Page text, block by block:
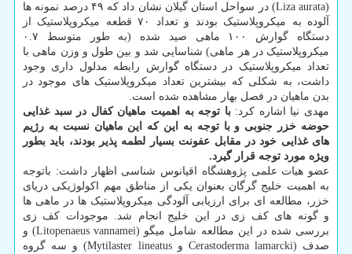
(Liza aurata) در سواحل استان گیلان نشان داد که ۴۹ درصد نمونه ها
آلوده به میکروپلاستیک بودند و تعداد ۷۰ قطعه میکروپلاستیک از
دستگاه گوارش ۱۰۰ ماهی صید شده (به طور متوسط ۰.۷
میکروپلاستیک در هر ماهی) شناسایی شد و بین طول و وزن ماهی با
تعداد میکروپلاستیک در دستگاه گوارش رابطه مدلول داری وجود
داشت، به شکلی که بیشترین تعداد میکروپلاستیک های موجود در
بدن ماهیان در فصل بهار مشاهده شده است.
مهدی نیا اشاره کرد:با توجه به اهمیت ماهیان کفال در سبد غذایی
حوضه خزر جنوبی و با توجه به این که این ماهیان نسبت به رژیم
های غذایی خود در مقابل عفونت بسیار لطمه پذیر بودند، باید بطور
ویژه مورد توجه قرار گیرد.
عضو هیات علمی پژوهشگاه اقیانوس شناسی اظهار داشت: باتوجه
به اهمیت خلیج گرگان بعنوان یکی از مناطق مهم اکولوژیکی دریای
خزر، مطالعه ای برای ارزیابی آلودگی میکروپلاستیک ها در ماهی ها
و گونه های کف زی در این خلیج انجام شد. موجودات کف زی
بررسی شده در این مطالعه شامل میگو (Litopenaeus vannamei) و
صدف (Cerastoderma lamarcki و Mytilaster lineatus) و سه گروه